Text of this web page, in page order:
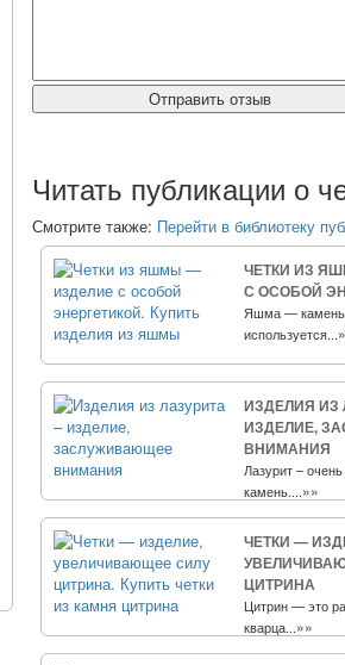
Читать публикации о
Смотрите также: Перейти в библиотеку
ЧЕТКИ ИЗ
С ОСОБОЙ
Яшма —
используется...
ИЗДЕЛИЯ ИЗ
ИЗДЕЛИЕ,
ВНИМАНИЯ
Лазурит –
камень....»»
ЧЕТКИ —
ЦИТРИНА
Цитрин — это
кварца...»»